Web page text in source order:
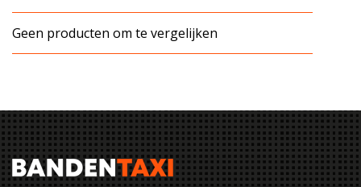
Geen producten om te vergelijken